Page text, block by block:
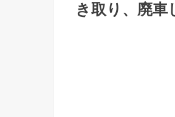
き取り、廃車